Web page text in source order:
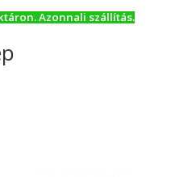
Azonnali szállítás.